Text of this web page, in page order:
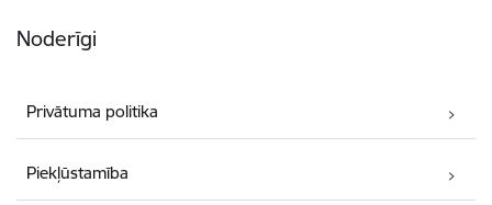
Noderīgi
Privātuma politika
Piekļūstamība